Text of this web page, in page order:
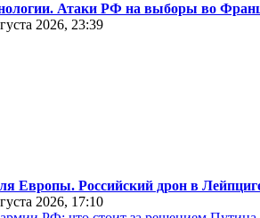
Атаки РФ на выборы во
2026, 23:39
Европы. Российский дрон в
2026, 17:10